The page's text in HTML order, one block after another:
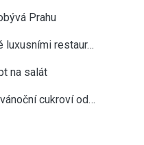
Prahu
luxusními restaur…
na salát
cukroví od…